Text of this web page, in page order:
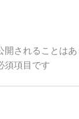
されることはあ
須項目です